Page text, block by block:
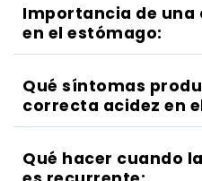
Importancia de
en el estómago:
Qué síntomas
correcta acidez en
Qué hacer cuando